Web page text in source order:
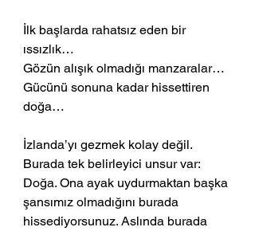
İlk başlarda rahatsız eden bir
ıssızlık…
Gözün alışık olmadığı manzaralar…
Gücünü sonuna kadar hissettiren
doğa…
İzlanda’yı gezmek kolay değil.
Burada tek belirleyici unsur var:
Doğa. Ona ayak uydurmaktan başka
şansımız olmadığını burada
hissediyorsunuz. Aslında burada